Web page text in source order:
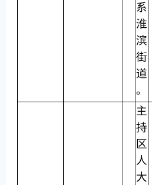
系
淮
滨
街
道
。
主
持
区
人
大